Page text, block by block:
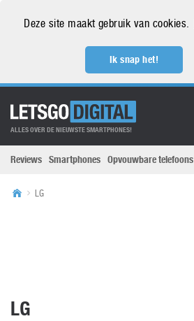
Deze site maakt gebruik van cookies.
Ik snap het!
ALLES OVER DE NIEUWSTE SMARTPHONES!
Reviews Smartphones Opvouwbare telefoons
LG
LG